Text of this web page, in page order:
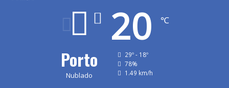
Porto
Nublado
20 ℃
29º - 18º
78%
1.49 km/h